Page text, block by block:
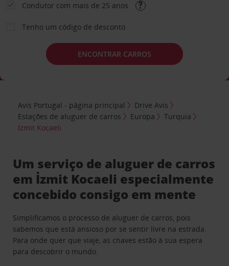
Condutor com mais de 25 anos
Tenho um código de desconto
ENCONTRAR CARROS
Avis Portugal - página principal
Drive Avis
Estações de aluguer de carros
Europa
Turquia
İzmit Kocaeli
Um serviço de aluguer de carros
em İzmit Kocaeli especialmente
concebido consigo em mente
Simplificamos o processo de aluguer de carros, pois
sabemos que está ansioso por se sentir livre na estrada.
Para onde quer que viaje, as chaves estão à sua espera
para descobrir o mundo.